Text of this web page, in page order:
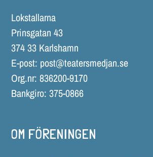
Lokstallarna
Prinsgatan 43
374 33 Karlshamn
E-post: post@teatersmedjan.se
Org.nr: 836200-9170
Bankgiro: 375-0866
OM FÖRENINGEN